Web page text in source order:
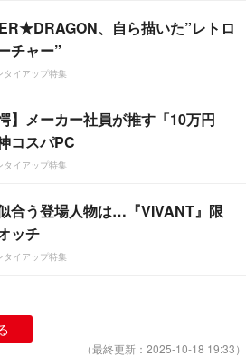
、自ら描いた”レトロ
チャー”
タイアップ特集
愕】メーカー社員が推す「10万円
コスパPC
タイアップ特集
合う登場人物は…『VIVANT』限
ッチ
タイアップ特集
（最終更新：2025-10-18 19:33）